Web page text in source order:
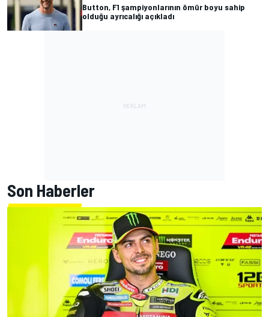
Button, F1 şampiyonlarının ömür boyu sahip
olduğu ayrıcalığı açıkladı
Son Haberler